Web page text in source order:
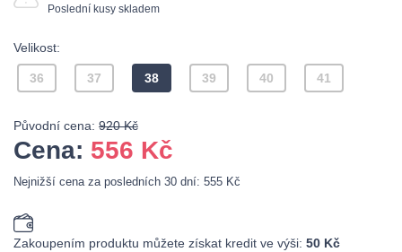
Poslední kusy skladem
Velikost:
36 37 38 39 40 41
Původní cena: 920 Kč
Cena: 556 Kč
Nejnižší cena za posledních 30 dní: 555 Kč
Zakoupením produktu můžete získat kredit ve výši: 50 Kč